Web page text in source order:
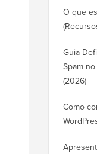
O que
Guia
Spam
(2026)
Como